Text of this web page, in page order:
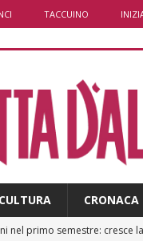
TACCUINO
CULTURA CRONACA
nel primo semestre: cresce la